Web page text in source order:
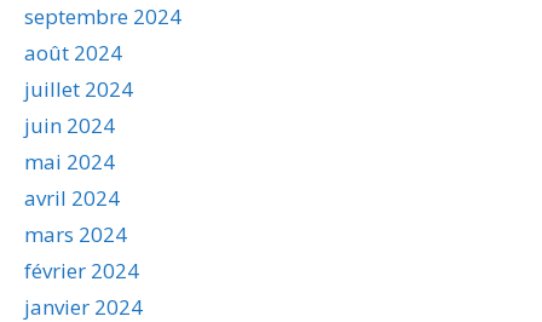
septembre 2024
août 2024
juillet 2024
juin 2024
mai 2024
avril 2024
mars 2024
février 2024
janvier 2024